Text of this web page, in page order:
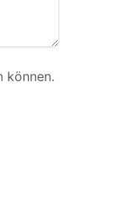
können.